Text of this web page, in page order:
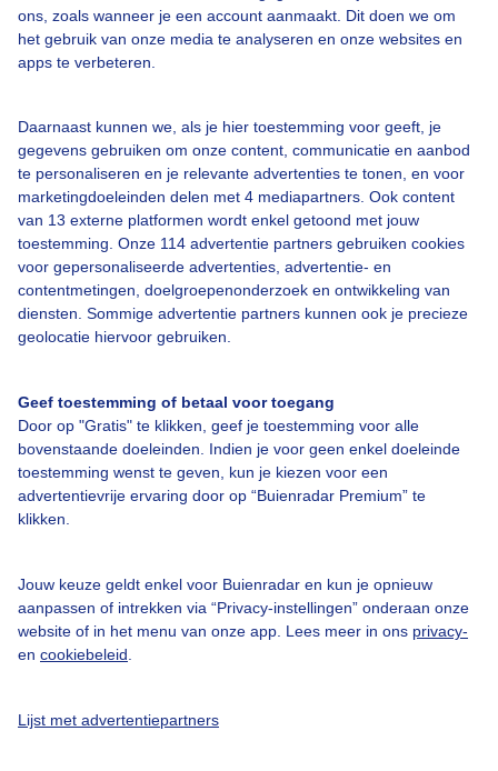
ons, zoals wanneer je een account aanmaakt. Dit doen we om
het gebruik van onze media te analyseren en onze websites en
apps te verbeteren.
Daarnaast kunnen we, als je hier toestemming voor geeft, je
gegevens gebruiken om onze content, communicatie en aanbod
te personaliseren en je relevante advertenties te tonen, en voor
marketingdoeleinden delen met 4 mediapartners. Ook content
van 13 externe platformen wordt enkel getoond met jouw
toestemming. Onze 114 advertentie partners gebruiken cookies
voor gepersonaliseerde advertenties, advertentie- en
contentmetingen, doelgroepenonderzoek en ontwikkeling van
diensten. Sommige advertentie partners kunnen ook je precieze
geolocatie hiervoor gebruiken.
Geef toestemming of betaal voor toegang
Door op "Gratis" te klikken, geef je toestemming voor alle
bovenstaande doeleinden. Indien je voor geen enkel doeleinde
toestemming wenst te geven, kun je kiezen voor een
advertentievrije ervaring door op “Buienradar Premium” te
klikken.
Jouw keuze geldt enkel voor Buienradar en kun je opnieuw
aanpassen of intrekken via “Privacy-instellingen” onderaan onze
website of in het menu van onze app. Lees meer in ons privacy-
en cookiebeleid
Lijst met advertentiepartners
Een moment geduld aub...
Over Buienradar
Bedrijfsgegevens
Veelgestelde vragen
Toegankelijkheid
Gebruikersvoorwaarden
Adverteren
Buienradar Team
Cookie beleid
Privacy instellingen
Gratis weerdata
@BuienradarNL